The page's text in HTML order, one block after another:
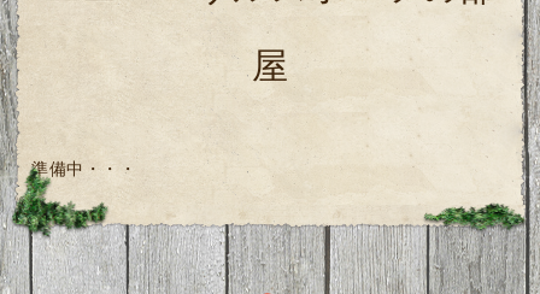
屋
準備中・・・